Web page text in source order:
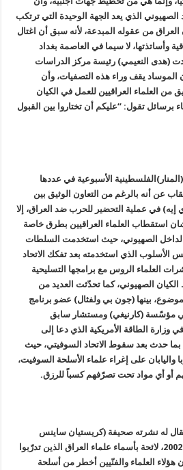
الصهيوني الذي يعد الجهة الوحيدة التي ترتكب
من عقوله المبدعة، لأنه سبق أن اغتال
وأساتذتها، لا سيما في العاصمة بغداد
(هدى النعيمي) رئيسة مركز الدراسات
الموساد يقف وراء هذه التصفيات، وأن
العلماء العراقيين للعمل في الكيان
برسائل تقول: “عليكم أن تختاروا بين القبول
الأسبوعية في عددها
عن أنه بالرغم من التعاون الوثيق بين
إيه) في عملية التحضير للحرب ضد العراق، إلا
استقطاب العلماء العراقيين بطرق خاصة
الداخل الصهيوني، حيث استخدمت السلطات
الأسلوب الذي استخدمته بعد تفكك الاتحاد
العلماء الروس مع برامجها التسليحية
الصهيوني، كما تحدّثت العديد من
بينها (جون بي ولفثال) عضو برنامج
في مؤسّسة (كارنيغي) ومستشار سابق
وزارة الطاقة الأمريكية الذي دعا إلى
بما حدث بعد سقوط الاتحاد السوفيتي، حيث
واليابان على إغراء علماء الأسلحة السوفيت،
أو أي مواد تحت تصرّفهم كسباً للرزق.
له نشرته صحيفة (كريستيان ساينس
مونيتور) في تشرين الأول عام 2002، لائحة بأسماء علماء العراق الذين تدرّبوا
هؤلاء العلماء والفنّيين أخطر من أسلحة